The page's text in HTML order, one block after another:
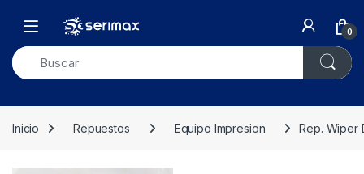
Open 0
Inicio Repuestos Equipo Impresion Rep. Wiper